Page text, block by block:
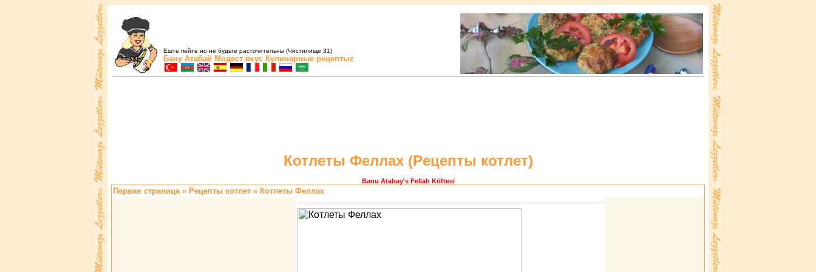
Еште пейте но не будьте расточительны (Чистилище 31)
Бану Атабай Модест вкус Кулинарные рецептыz
Котлеты Феллах (Pецепты котлет)
Banu Atabay's Fellah Köftesi
Первая страница» Pецепты котлет » Котлеты Феллах